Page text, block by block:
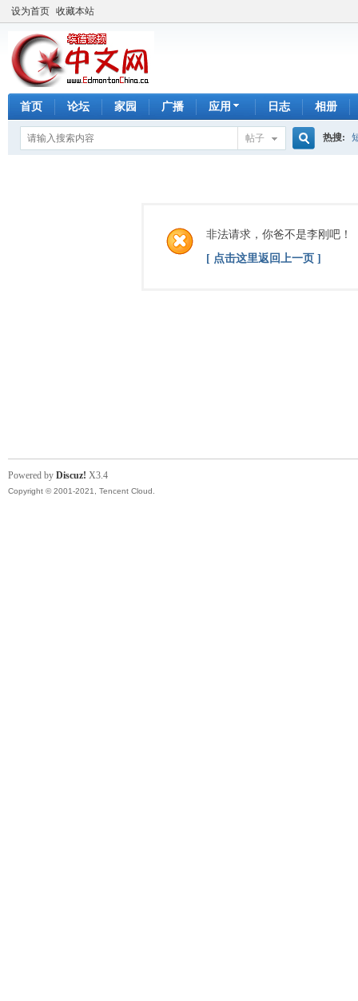
设为首页 收藏本站
首页 论坛 家园 广播 应用 日志 相册
帖子
索
热搜:
非法请求，你爸不是李刚吧！
[ 点击这里返回上一页 ]
Powered by Discuz! X3.4
Copyright © 2001-2021, Tencent Cloud.